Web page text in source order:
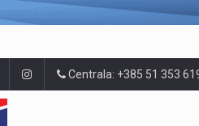
Centrala: +385 51 353